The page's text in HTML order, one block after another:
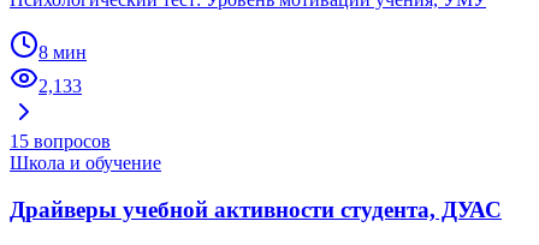
8 мин
2,133
15 вопросов
Школа и обучение
Драйверы учебной активности студента, ДУАС